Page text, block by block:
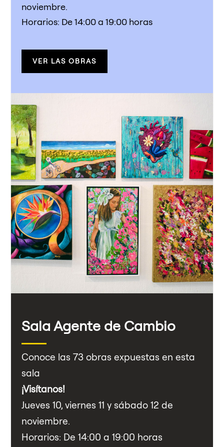
noviembre.
Horarios: De 14:00 a 19:00 horas
VER LAS OBRAS
Sala Agente de Cambio
Conoce las 73 obras expuestas en esta
sala
¡Visítanos!
Jueves 10, viernes 11 y sábado 12 de
noviembre.
Horarios: De 14:00 a 19:00 horas